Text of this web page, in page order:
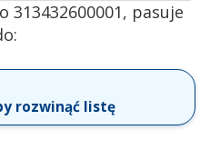
313432600001, pasuje
rozwinąć listę